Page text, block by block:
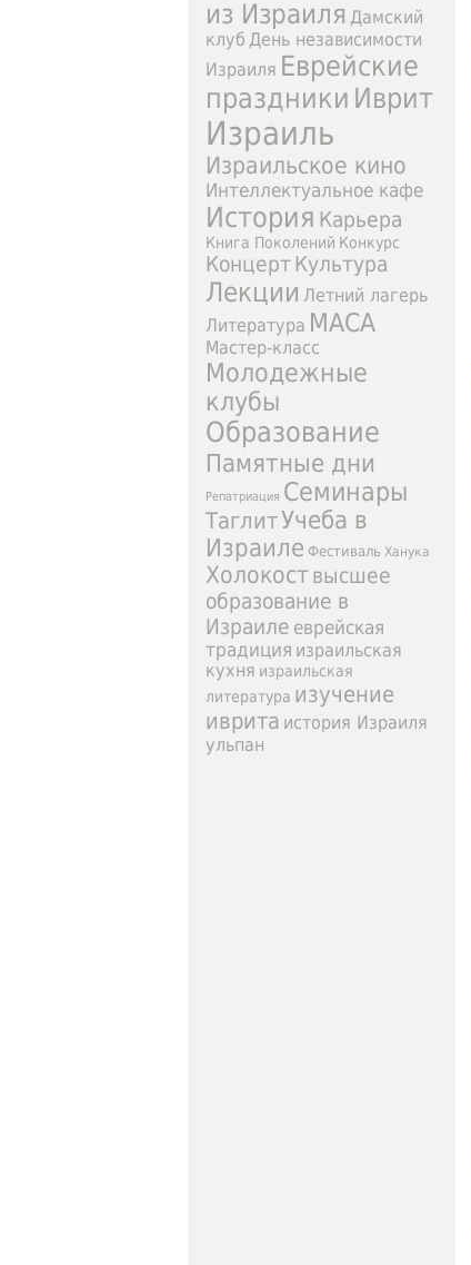
из Израиля Дамский
клуб День независимости
Израиля Еврейские
праздники Иврит
Израиль
Израильское кино
Интеллектуальное кафе
История Карьера
Книга Поколений Конкурс
КонцертКультура
Лекции Летний лагерь
Литература МАСА
Мастер-класс
Молодежные
клубы
Образование
Памятные дни
Репатриация Семинары
ТаглитУчеба в
Израиле Фестиваль Ханука
Холокоствысшее
образование в
Израиле еврейская
традиция израильская
кухня израильская
литература изучение
иврита история Израиля
ульпан